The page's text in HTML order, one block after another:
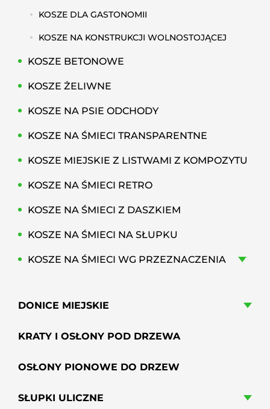
KOSZE DLA GASTONOMII
KOSZE NA KONSTRUKCJI WOLNOSTOJĄCEJ
KOSZE BETONOWE
KOSZE ŻELIWNE
KOSZE NA PSIE ODCHODY
KOSZE NA ŚMIECI TRANSPARENTNE
KOSZE MIEJSKIE Z LISTWAMI Z KOMPOZYTU
KOSZE NA ŚMIECI RETRO
KOSZE NA ŚMIECI Z DASZKIEM
KOSZE NA ŚMIECI NA SŁUPKU
KOSZE NA ŚMIECI WG PRZEZNACZENIA
DONICE MIEJSKIE
KRATY I OSŁONY POD DRZEWA
OSŁONY PIONOWE DO DRZEW
SŁUPKI ULICZNE